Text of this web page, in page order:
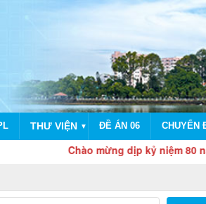
THƯ VIỆN ▼ ĐỀ ÁN 06 CHUYỂN
Chào mừng dịp kỷ niệm 80 năm